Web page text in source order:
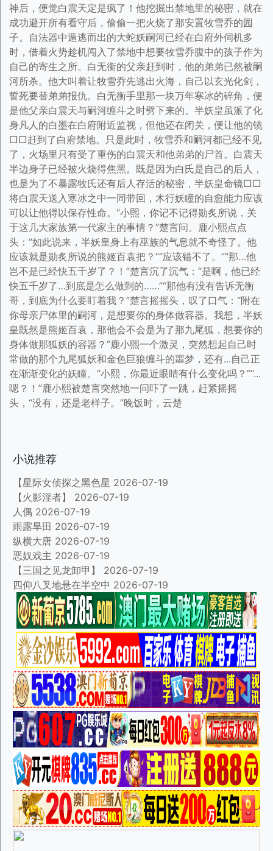
神后，便觉白震天定是疯了！他挖掘出禁地里的秘密，就在
成功避开所有看守后，偷偷一把火烧了那安置牧雪乔的园
子。自法器中遁逃而出的大蛇妖嗣河已经在白府外伺机多
时，借着火势趁机闯入了禁地中想要牧雪乔腹中的孩子作为
自己的寄生之所。白无衡的父亲赶到时，他的弟弟已然被嗣
河所杀。他大叫着让牧雪乔先逃出火海，自己以玄光化剑，
誓死要替弟弟报仇。白无衡手里那一块万年寒冰的碎角，便
是他父亲白震天与嗣河缠斗之时劈下来的。半妖皇虽派了化
身凡人的白墨在白府附近监视，但他还在闭关，便让他的镜
□□赶到了白府禁地。只是此时，牧雪乔和嗣河都已经不见
了，火场里只有受了重伤的白震天和他弟弟的尸首。白震天
半边身子已经被火烧得焦黑。既是因为白氏是自己的后人，
也是为了不暴露牧氏还有后人存活的秘密，半妖皇命镜□□
将白震天送入寒冰之中一同带回，木行妖瞳的自愈能力应该
可以让他得以保存性命。“小熙，你记不记得勋炙所说，关
于这几大家族第一代家主的事情？”楚言问。鹿小熙点点
头：“如此说来，半妖皇身上有巫族的气息就不奇怪了。他
应该就是勋炙所说的熊姬百袁把？”“应该错不了。”“那…他
岂不是已经快五千岁了？！”楚言沉了沉气：“是啊，他已经
快五千岁了…到底是怎么做到的……”“那他有没有告诉无衡
哥，到底为什么要盯着我？”楚言摇摇头，叹了口气：“附在
你母亲尸体里的嗣河，是想要你的身体做容器。我想，半妖
皇既然是熊姬百袁，那他会不会是为了那九尾狐，想要你的
身体做那狐妖的容器？”鹿小熙一个激灵，突然想起自己时
常做的那个九尾狐妖和金色巨狼缠斗的噩梦，还有...自己正
在渐渐变化的妖瞳。“小熙，你最近眼睛有什么变化吗？”“...
嗯？！”鹿小熙被楚言突然地一问吓了一跳，赶紧摇摇
头，“没有，还是老样子。”晚饭时，云楚
小说推荐
【星际女侦探之黑色星 2026-07-19
【火影淫者】
2026-07-19
人偶 2026-07-19
雨露旱田 2026-07-19
纵横大唐 2026-07-19
恶奴戏主 2026-07-19
【三国之见龙卸甲】
2026-07-19
四仰八叉地悬在半空中 2026-07-19